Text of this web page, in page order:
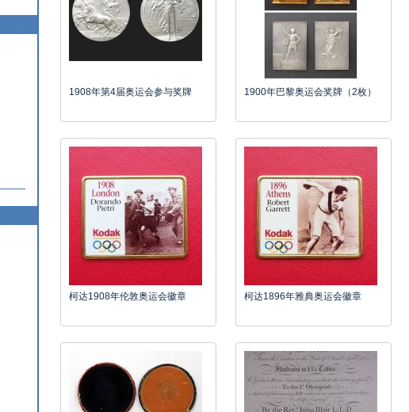
1908年第4届奥运会参与奖牌 1900年巴黎奥运会奖牌（2枚）
柯达1908年伦敦奥运会徽章 柯达1896年雅典奥运会徽章